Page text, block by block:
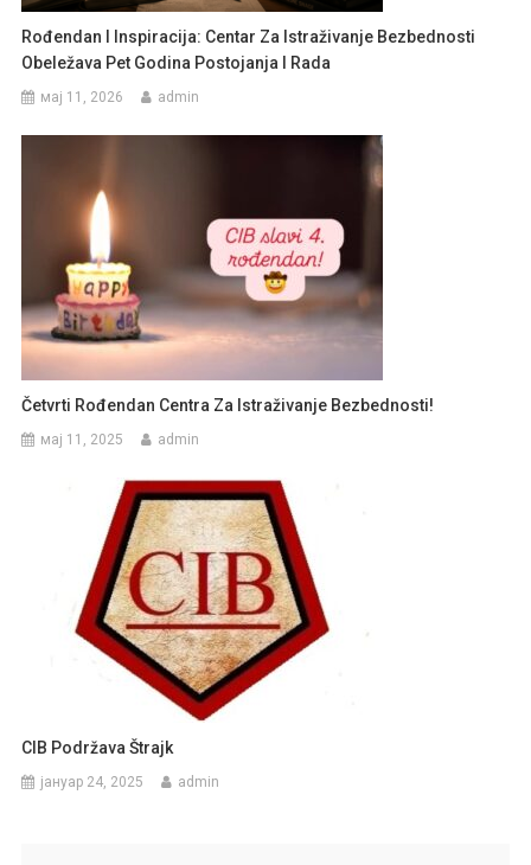
Rođendan I Inspiracija: Centar Za Istraživanje Bezbednosti
Obeležava Pet Godina Postojanja I Rada
мај 11, 2026 admin
Četvrti Rođendan Centra Za Istraživanje Bezbednosti!
мај 11, 2025 admin
CIB Podržava Štrajk
јануар 24, 2025 admin